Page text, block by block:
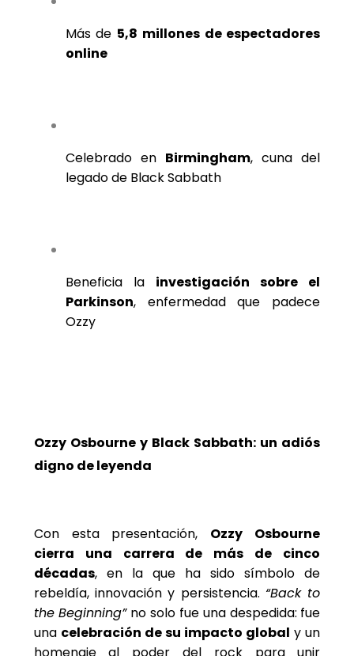
Más de 5,8 millones de espectadores
online
Celebrado en Birmingham, cuna del
legado de Black Sabbath
Beneficia la investigación sobre el
Parkinson, enfermedad que padece
Ozzy
Ozzy Osbourne y Black Sabbath: un adiós
digno de leyenda
Con esta presentación, Ozzy Osbourne
cierra una carrera de más de cinco
décadas, en la que ha sido símbolo de
rebeldía, innovación y persistencia. “Back to
the Beginning”no solo fue una despedida: fue
una celebración de su impacto global y un